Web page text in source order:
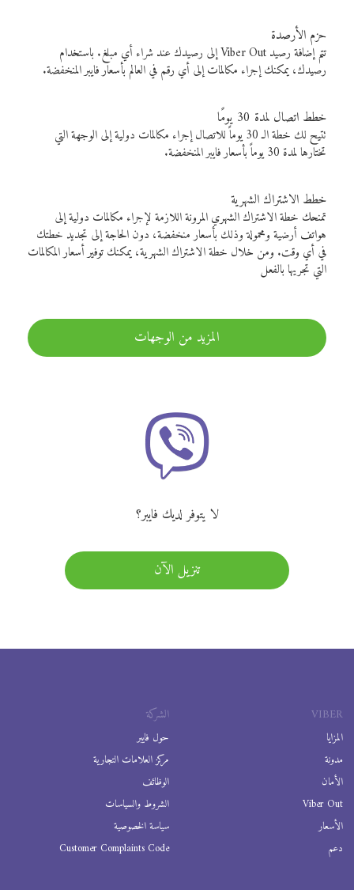
حزم الأرصدة
تتم إضافة رصيد Viber Out إلى رصيدك عند شراء أي مبلغ. باستخدام
رصيدك، يمكنك إجراء مكالمات إلى أي رقم في العالم بأسعار فايبر المنخفضة.
خطط اتصال لمدة 30 يومًا
تتيح لك خطة الـ 30 يوماً للاتصال إجراء مكالمات دولية إلى الوجهة التي
تختارها لمدة 30 يوماً بأسعار فايبر المنخفضة.
خطط الاشتراك الشهرية
تمنحك خطة الاشتراك الشهري المرونة اللازمة لإجراء مكالمات دولية إلى
هواتف أرضية ومحمولة وذلك بأسعار منخفضة، دون الحاجة إلى تجديد خطتك
في أي وقت. ومن خلال خطة الاشتراك الشهرية، يمكنك توفير أسعار المكالمات
التي تجريها بالفعل
المزيد من الوجهات
لا يتوفر لديك فايبر؟
تنزيل الآن
VIBER
المزايا
مدونة
الأمان
Viber Out
الأسعار
دعم
الشركة
حول فايبر
مركز العلامات التجارية
الوظائف
الشروط والسياسات
سياسة الخصوصية
Customer Complaints Code